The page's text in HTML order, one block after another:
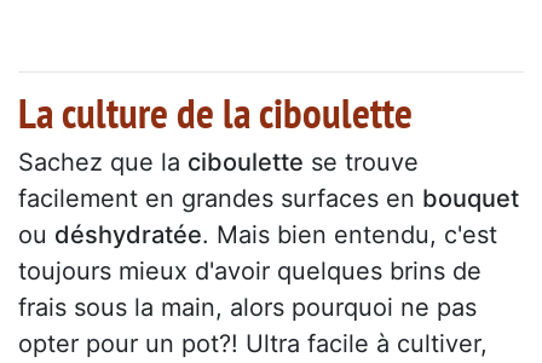
La culture de la ciboulette
Sachez que la ciboulette se trouve
facilement en grandes surfaces en bouquet
ou déshydratée. Mais bien entendu, c'est
toujours mieux d'avoir quelques brins de
frais sous la main, alors pourquoi ne pas
opter pour un pot?! Ultra facile à cultiver,